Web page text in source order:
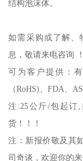
结构泡沫体。
如需采购或了解、
息，敬请来电咨询
可为客户提供：
（RoHS) 、FDA
注 :25公斤/包起订
货！！！
注：新报价敬及其
司奇谈，欢迎你的来